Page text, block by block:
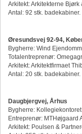
Arkitekt: Arkitekterne
Antal: 92 stk. badekabiner.
Øresundsvej 92-94,
Bygherre: Wind
Totalentreprenør:
Arkitekt: Arkitektfirmaet
Antal: 20 stk. badekabiner.
Daugbjergvej, Århus
Bygherre: Kollegiekontoret
Entreprenør: MTHøjgaard
Arkitekt: Poulsen &